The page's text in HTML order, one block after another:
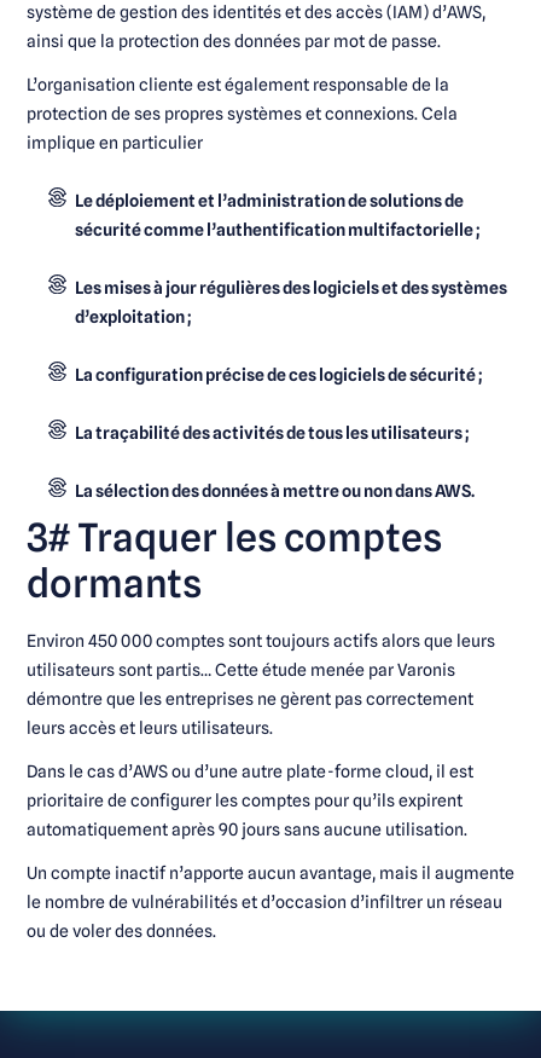
système de gestion des identités et des accès (IAM) d’AWS,
ainsi que la protection des données par mot de passe.
L’organisation cliente est également responsable de la
protection de ses propres systèmes et connexions. Cela
implique en particulier
Le déploiement et l’administration de solutions de
sécurité comme l’authentification multifactorielle ;
Les mises à jour régulières des logiciels et des systèmes
d’exploitation ;
La configuration précise de ces logiciels de sécurité ;
La traçabilité des activités de tous les utilisateurs ;
La sélection des données à mettre ou non dans AWS.
3# Traquer les comptes
dormants
Environ 450 000 comptes sont toujours actifs alors que leurs
utilisateurs sont partis… Cette étude menée par Varonis
démontre que les entreprises ne gèrent pas correctement
leurs accès et leurs utilisateurs.
Dans le cas d’AWS ou d’une autre plate-forme cloud, il est
prioritaire de configurer les comptes pour qu’ils expirent
automatiquement après 90 jours sans aucune utilisation.
Un compte inactif n’apporte aucun avantage, mais il augmente
le nombre de vulnérabilités et d’occasion d’infiltrer un réseau
ou de voler des données.